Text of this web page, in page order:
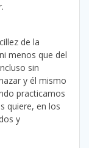
de la
menos que del
sin
y él mismo
practicamos
quiere, en los
y